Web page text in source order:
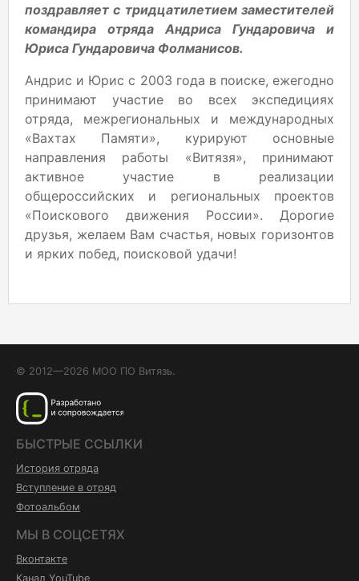
поздравляет с тридцатилетием заместителей
командира отряда Андриса Гундаровича и
Юриса Гундаровича Фолманисов.
Андрис и Юрис с 2003 года в поиске, ежегодно
принимают участие во всех экспедициях
отряда, межрегиональных и международных
«Вахтах Памяти», курируют основные
направления работы «Витязя», принимают
активное участие в реализации
общероссийских и региональных проектов
«Поискового движения России». Дорогие
друзья, желаем Вам счастья, новых горизонтов
и ярких побед, поисковой удачи!
© 2012—2026 МОО ПО Витязь.
БЫСТРЫЕ ССЫЛКИ
История отряда
Вступление в отряд
Фотоальбом
МЫ В СОЦСЕТЯХ
Вконтакте
Канал YouTube